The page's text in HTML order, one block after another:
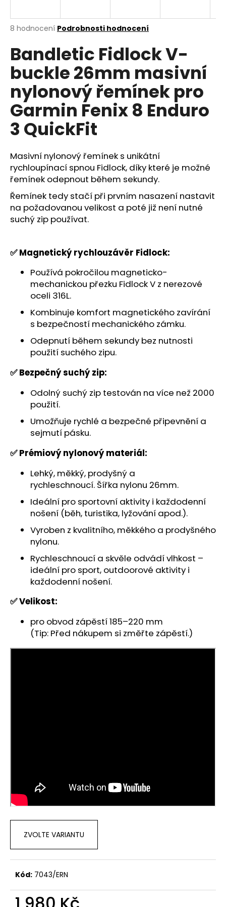
Průměrné
produktu
je
4,9
5
hvězdiček.
8 hodnocení Podrobnosti hodnocení
Bandletic Fidlock V-
buckle 26mm masivní
nylonový řemínek pro
Garmin Fenix 8 Enduro
3 QuickFit
Masivní nylonový řemínek s unikátní
rychloupínací spnou Fidlock, díky které je možné
řemínek odepnout během sekundy.
Řemínek tedy stačí při prvním nasazení nastavit
na požadovanou velikost a poté již není nutné
suchý zip používat.
✅ Magnetický rychlouzávěr Fidlock:
Používá pokročilou magneticko-
mechanickou přezku Fidlock V z nerezové
oceli 316L.
Kombinuje komfort magnetického zavírání
s bezpečností mechanického zámku.
Odepnutí během sekundy bez nutnosti
použití suchého zipu.
✅ Bezpečný suchý zip:
Odolný suchý zip testován na více než 2000
použití.
Umožňuje rychlé a bezpečné připevnění a
sejmutí pásku.
✅ Prémiový nylonový materiál:
Lehký, měkký, prodyšný a
rychleschnoucí. Šířka nylonu 26mm.
Ideální pro sportovní aktivity i každodenní
nošení (běh, turistika, lyžování apod.).
Vyroben z kvalitního, měkkého a prodyšného
nylonu.
Rychleschnoucí a skvěle odvádí vlhkost –
ideální pro sport, outdoorové aktivity i
každodenní nošení.
✅ Velikost:
pro obvod zápěstí 185–220 mm
(Tip: Před nákupem si změřte zápěstí.)
ZVOLTE VARIANTU
Kód: 7043/ERN
j
t
?
HLEDAT
D
o
p
o
r
u
j